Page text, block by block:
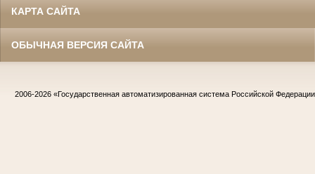
КАРТА САЙТА
ОБЫЧНАЯ ВЕРСИЯ САЙТА
2006-2026 «Государственная автоматизированная система Российской